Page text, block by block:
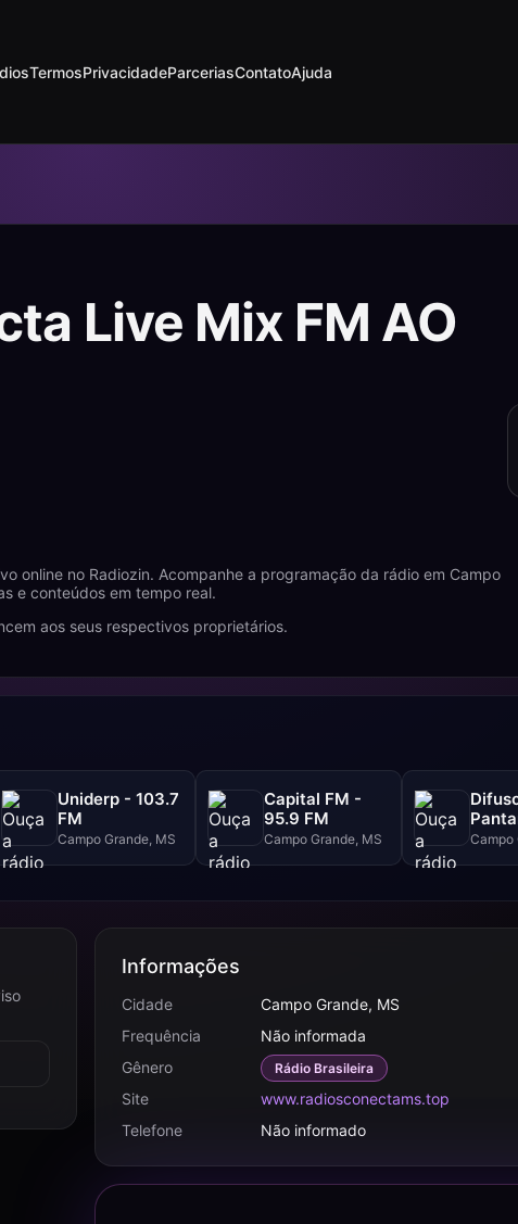
TermosPrivacidadeParceriasContatoAjuda
Live Mix FM AO
online no Radiozin. Acompanhe a programação da rádio em Campo
e conteúdos em tempo real.
aos seus respectivos proprietários.
Uniderp - 103.7
FM
Campo Grande, MS
Capital FM -
95.9 FM
Campo Grande, MS
101.9
Campo
Informações
Cidade
Campo Grande, MS
Frequência
Não informada
Gênero
Rádio Brasileira
Site
www.radiosconectams.top
Telefone
Não informado